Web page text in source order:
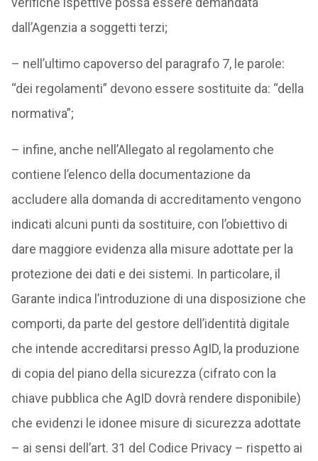
dall’Agenzia a soggetti terzi;
– nell’ultimo capoverso del paragrafo 7, le parole:
“dei regolamenti” devono essere sostituite da: “della
normativa”;
– infine, anche nell’Allegato al regolamento che
contiene l’elenco della documentazione da
accludere alla domanda di accreditamento vengono
indicati alcuni punti da sostituire, con l’obiettivo di
dare maggiore evidenza alla misure adottate per la
protezione dei dati e dei sistemi. In particolare, il
Garante indica l’introduzione di una disposizione che
comporti, da parte del gestore dell’identità digitale
che intende accreditarsi presso AgID, la produzione
di copia del piano della sicurezza (cifrato con la
chiave pubblica che AgID dovrà rendere disponibile)
che evidenzi le idonee misure di sicurezza adottate
– ai sensi dell’art. 31 del Codice Privacy – rispetto ai